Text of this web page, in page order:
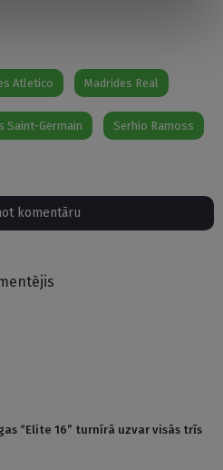
Atletico Madrides Real
Saint-Germain Serhio Ramoss
komentāru
“Elite 16” turnīrā uzvar visās trīs